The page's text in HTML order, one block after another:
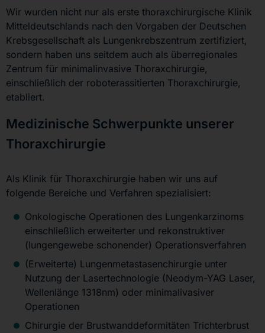
Wir wurden nicht nur als erste thoraxchirurgische Klinik
Mitteldeutschlands nach den Vorgaben der Deutschen
Krebsgesellschaft als Lungenkrebszentrum zertifiziert,
sondern haben uns seitdem auch als überregionales
Zentrum für minimalinvasive Thoraxchirurgie,
einschließlich der roboterassitierten Thoraxchirurgie,
etabliert.
Medizinische Schwerpunkte unserer
Thoraxchirurgie
Als Klinik für Thoraxchirurgie haben wir uns auf
folgende Bereiche und Verfahren spezialisiert:
Onkologische Operationen des Lungenkarzinoms
einschließlich erweiterter und rekonstruktiver
(lungengewebe schonender) Operationsverfahren
(Erweiterte) Lungenmetastasenchirurgie unter
Nutzung der Lasertechnologie (Neodym-YAG Laser,
Wellenlänge 1318nm) oder minimalivasiver
Operationen
Chirurgie der Brustwanddeformitäten Trichterbrust